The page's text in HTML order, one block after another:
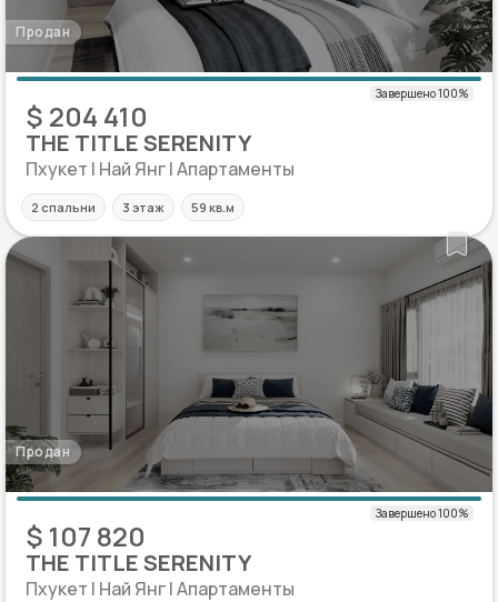
Продан
$ 204 410
THE TITLE SERENITY
Пхукет | Най Янг | Апартаменты
2 спальни 3 этаж 59 кв.м
Продан
$ 107 820
THE TITLE SERENITY
Пхукет | Най Янг | Апартаменты